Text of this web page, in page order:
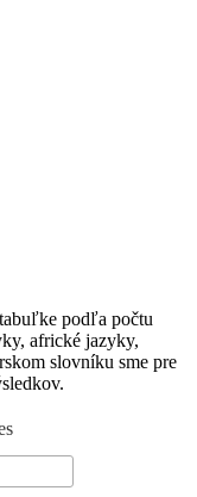
podľa počtu
africké jazyky,
slovníku sme pre